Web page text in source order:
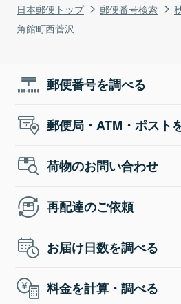
日本郵便トップ 郵便番号検索
角館町西菅沢
郵便番号を調べる
郵便局・ATM・ポスト
荷物のお問い合わせ
再配達のご依頼
お届け日数を調べる
料金を計算・調べる